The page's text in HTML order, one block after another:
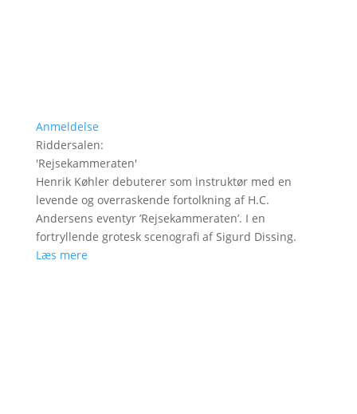
Anmeldelse
Riddersalen:
'Rejsekammeraten'
Henrik Køhler debuterer som instruktør med en
levende og overraskende fortolkning af H.C.
Andersens eventyr ’Rejsekammeraten’. I en
fortryllende grotesk scenografi af Sigurd Dissing.
Læs mere